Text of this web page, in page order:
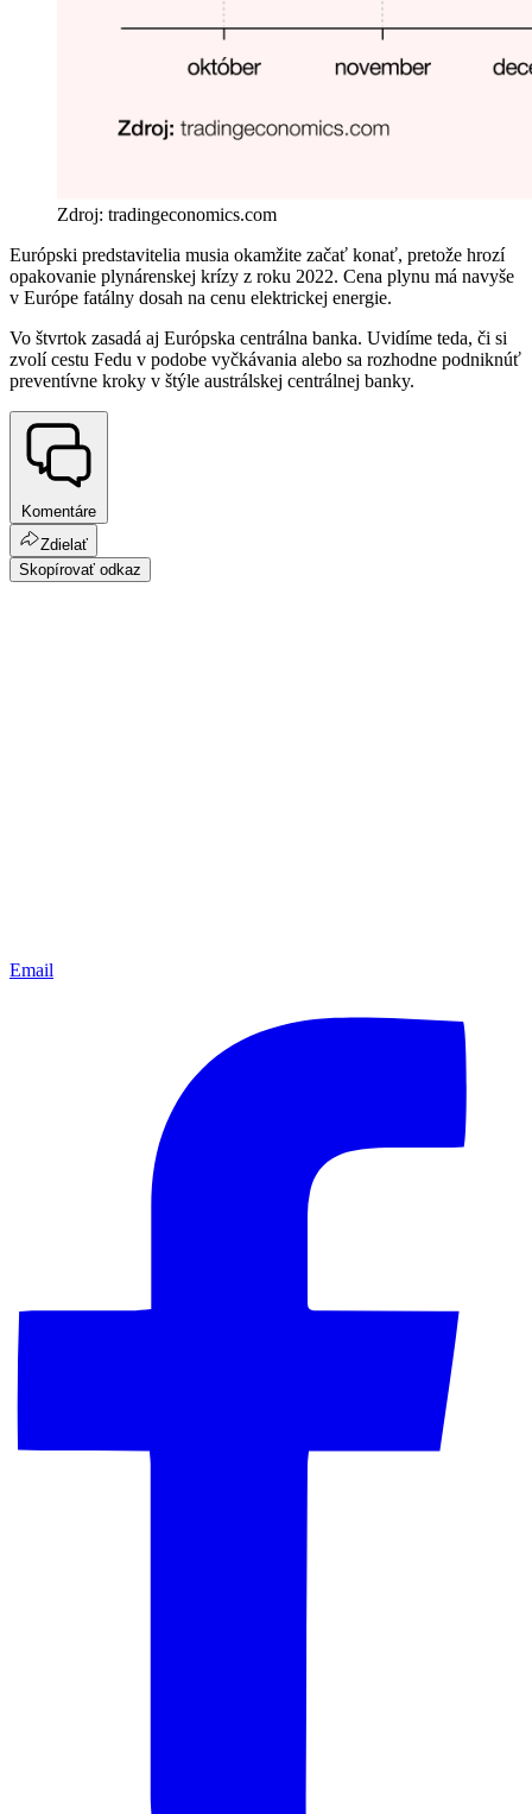
Zdroj: tradingeconomics.com
Európski predstavitelia musia okamžite začať konať, pretože hrozí
opakovanie plynárenskej krízy z roku 2022. Cena plynu má navyše
v Európe fatálny dosah na cenu elektrickej energie.
Vo štvrtok zasadá aj Európska centrálna banka. Uvidíme teda, či si
zvolí cestu Fedu v podobe vyčkávania alebo sa rozhodne podniknúť
preventívne kroky v štýle austrálskej centrálnej banky.
Komentáre
Zdielať
Skopírovať odkaz
Email